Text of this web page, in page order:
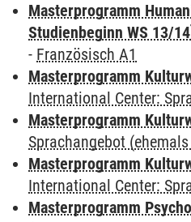
Masterprogramm
Studienbeginn WS 13/14]
- Französisch A1
Masterprogramm
International Center:
Masterprogramm
Sprachangebot
Masterprogramm
International Center:
Masterprogramm